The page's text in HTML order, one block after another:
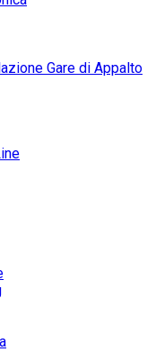
Gare di Appalto